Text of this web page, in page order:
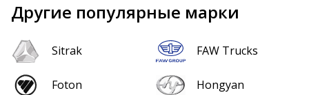
Другие популярные марки
Sitrak FAW Trucks
Foton Hongyan